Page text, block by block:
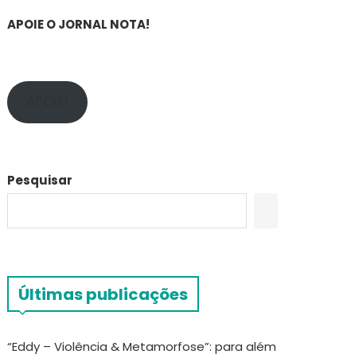
APOIE O JORNAL NOTA!
Pesquisar
Últimas publicações
“Eddy – Violência & Metamorfose”: para além